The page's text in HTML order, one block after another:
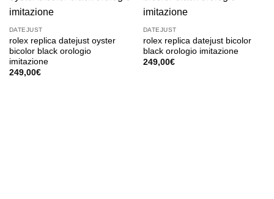
DATEJUST
rolex replica datejust oyster
bicolor black orologio
imitazione
249,00€
DATEJUST
rolex replica datejust bicolor
black orologio imitazione
249,00€